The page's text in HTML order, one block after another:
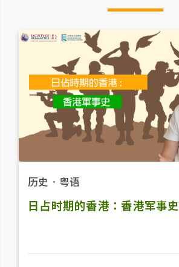
历史 ． 粤语
日占时期的香港：香港军事史